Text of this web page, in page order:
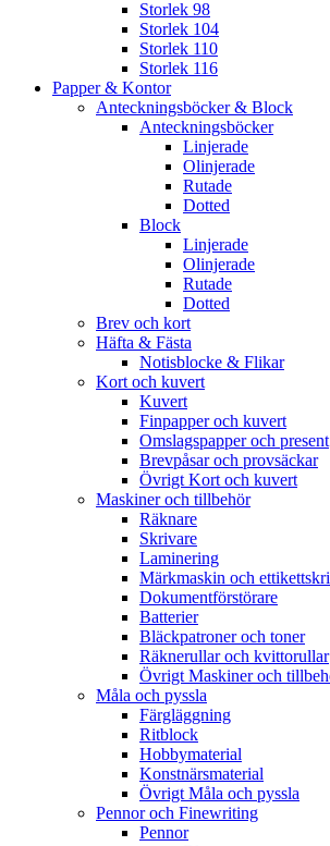
Storlek 98
Storlek 104
Storlek 110
Storlek 116
Papper & Kontor
Anteckningsböcker & Block
Anteckningsböcker
Linjerade
Olinjerade
Rutade
Dotted
Block
Linjerade
Olinjerade
Rutade
Dotted
Brev och kort
Häfta & Fästa
Notisblocke & Flikar
Kort och kuvert
Kuvert
Finpapper och kuvert
Omslagspapper och present
Brevpåsar och provsäckar
Övrigt Kort och kuvert
Maskiner och tillbehör
Räknare
Skrivare
Laminering
Märkmaskin och
Dokumentförstörare
Batterier
Bläckpatroner och toner
Räknerullar och kvittorullar
Övrigt Maskiner och
Måla och pyssla
Färgläggning
Ritblock
Hobbymaterial
Konstnärsmaterial
Övrigt Måla och pyssla
Pennor och Finewriting
Pennor